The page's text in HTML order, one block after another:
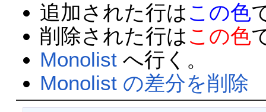
追加された行は この色
削除された行は この色
Monolistへ行く。
Monolist の差分を削除